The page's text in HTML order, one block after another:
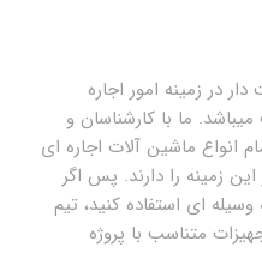
در زمینه امور اجاره
ما با کارشناسان و
انواع ماشین آلات اجاره ای
زمینه را دارند. پس اگر
ای استفاده کنید، تیم
متناسب با پروژه